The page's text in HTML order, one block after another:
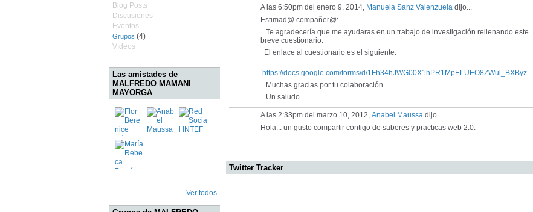
Blog Posts
Discusiones
Eventos
Grupos (4)
Vídeos
Las amistades de
MALFREDO MAMANI
MAYORGA
Ver todos
A las 6:50pm del enero 9, 2014, Manuela Sanz Valenzuela dijo...
Estimad@ compañer@:
Te agradecería que me ayudaras en un trabajo de investigación rellenando este
breve cuestionario:
El enlace al cuestionario es el siguiente:
https://docs.google.com/forms/d/1Fh34hJWG00X1hPR1MpELUEO8ZWul_BXByz...
Muchas gracias por tu colaboración.
Un saludo
A las 2:33pm del marzo 10, 2012, Anabel Maussa dijo...
Hola... un gusto compartir contigo de saberes y practicas web 2.0.
Twitter Tracker